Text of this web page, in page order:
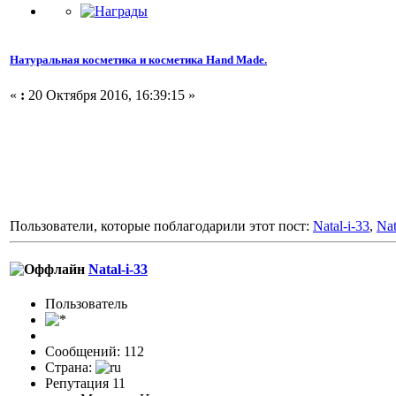
Натуральная косметика и косметика Hand Made.
« : 20 Октября 2016, 16:39:15 »
Пользователи, которые поблагодарили этот пост: Natal-i-33,
Natal-i-33
Пользовaтeль
Сообщений: 112
Страна:
Репутация 11